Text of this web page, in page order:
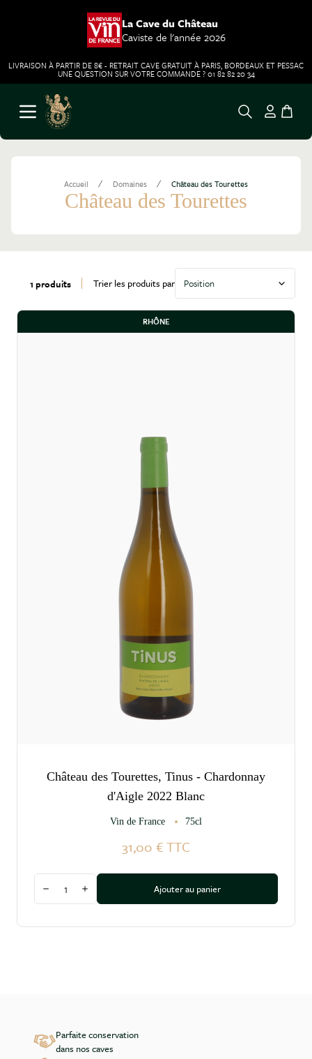
La Cave du Château
Caviste de l'année 2026
LIVRAISON À PARTIR DE 8€ - RETRAIT CAVE GRATUIT À PARIS, BORDEAUX ET PESSAC
UNE QUESTION SUR VOTRE COMMANDE ? 01 82 82 20 34
Aller au contenu
Ouvrir le menu
Accueil / Domaines / Château des Tourettes
Château des Tourettes
1 produits Trier les produits par
RHÔNE
Château des Tourettes, Tinus - Chardonnay
d'Aigle 2022 Blanc
Vin de France 75cl
31,00 €TTC
Diminuer la quantité
Augmenter la quantitéAjouter au panier
Parfaite conservation
dans nos caves